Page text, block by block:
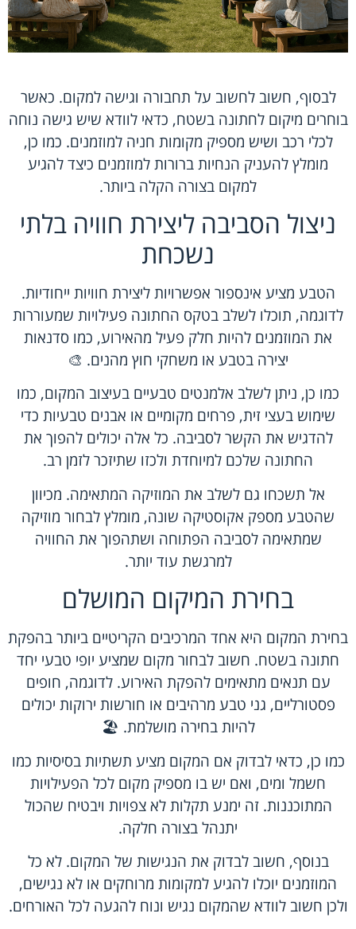
לבסוף, חשוב לחשוב על תחבורה וגישה למקום. כאשר
בוחרים מיקום לחתונה בשטח, כדאי לוודא שיש גישה נוחה
לכלי רכב ושיש מספיק מקומות חניה למוזמנים. כמו כן,
מומלץ להעניק הנחיות ברורות למוזמנים כיצד להגיע
למקום בצורה הקלה ביותר.
ניצול הסביבה ליצירת חוויה בלתי
נשכחת
הטבע מציע אינספור אפשרויות ליצירת חוויות ייחודיות.
לדוגמה, תוכלו לשלב בטקס החתונה פעילויות שמעוררות
את המוזמנים להיות חלק פעיל מהאירוע, כמו סדנאות
יצירה בטבע או משחקי חוץ מהנים. 🎨
כמו כן, ניתן לשלב אלמנטים טבעיים בעיצוב המקום, כמו
שימוש בעצי זית, פרחים מקומיים או אבנים טבעיות כדי
להדגיש את הקשר לסביבה. כל אלה יכולים להפוך את
החתונה שלכם למיוחדת ולכזו שתיזכר לזמן רב.
אל תשכחו גם לשלב את המוזיקה המתאימה. מכיוון
שהטבע מספק אקוסטיקה שונה, מומלץ לבחור מוזיקה
שמתאימה לסביבה הפתוחה ושתהפוך את החוויה
למרגשת עוד יותר.
בחירת המיקום המושלם
בחירת המקום היא אחד המרכיבים הקריטיים ביותר בהפקת
חתונה בשטח. חשוב לבחור מקום שמציע יופי טבעי יחד
עם תנאים מתאימים להפקת האירוע. לדוגמה, חופים
פסטורליים, גני טבע מרהיבים או חורשות ירוקות יכולים
להיות בחירה מושלמת. 🏖️
כמו כן, כדאי לבדוק אם המקום מציע תשתיות בסיסיות כמו
חשמל ומים, ואם יש בו מספיק מקום לכל הפעילויות
המתוכננות. זה ימנע תקלות לא צפויות ויבטיח שהכול
יתנהל בצורה חלקה.
בנוסף, חשוב לבדוק את הנגישות של המקום. לא כל
המוזמנים יוכלו להגיע למקומות מרוחקים או לא נגישים,
ולכן חשוב לוודא שהמקום נגיש ונוח להגעה לכל האורחים.